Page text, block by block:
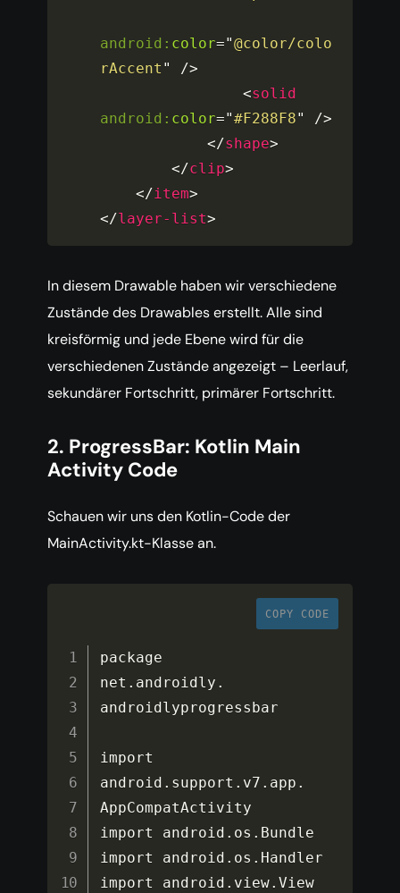
android: color="@color/colo
rAccent "
/>
<solid
android: color="#F288F8"
/>
</shape>
</clip>
</item>
</layer-list>
In diesem Drawable haben wir verschiedene
Zustände des Drawables erstellt. Alle sind
kreisförmig und jede Ebene wird für die
verschiedenen Zustände angezeigt – Leerlauf,
sekundärer Fortschritt, primärer Fortschritt.
2. ProgressBar: Kotlin Main
Activity Code
Schauen wir uns den Kotlin-Code der
MainActivity.kt-Klasse an.
COPY CODE
package
net . androidly .
androidlyprogressbar
import
android . support . v7 . app .
AppCompatActivity
import android . os . Bundle
import android . os . Handler
import android . view.View